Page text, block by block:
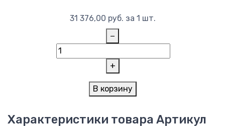
31 376,00 руб. за 1 шт.
−
+
В корзину
Характеристики товара Артикул